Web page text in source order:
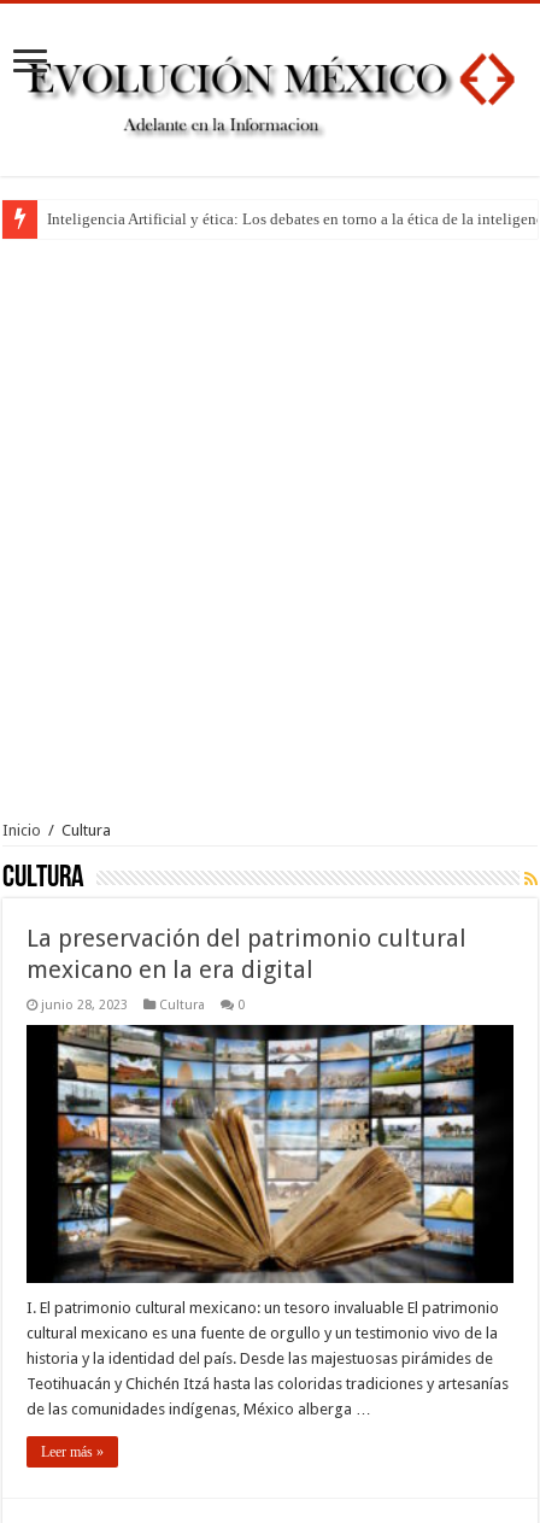
Inteligencia Artificial y ética: Los debates en torno a la ética de la
Inicio / Cultura
Cultura
La preservación del patrimonio cultural
mexicano en la era digital
junio 28, 2023 Cultura 0
I. El patrimonio cultural mexicano: un tesoro invaluable El patrimonio
cultural mexicano es una fuente de orgullo y un testimonio vivo de la
historia y la identidad del país. Desde las majestuosas pirámides de
Teotihuacán y Chichén Itzá hasta las coloridas tradiciones y artesanías
de las comunidades indígenas, México alberga …
Leer más »